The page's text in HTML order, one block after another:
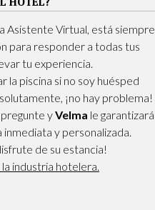
Asistente Virtual, está siempre
para responder a todas tus
tu experiencia.
la piscina si no soy huésped
¡no hay problema!
yVelma le garantizará
inmediata y personalizada.
de su estancia!
industria hotelera.